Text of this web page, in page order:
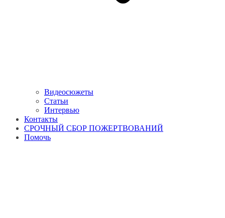
Видеосюжеты
Статьи
Интервью
Контакты
СРОЧНЫЙ СБОР ПОЖЕРТВОВАНИЙ
Помочь